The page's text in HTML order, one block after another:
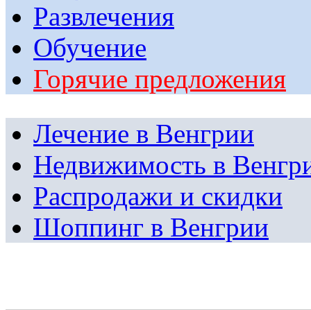
Развлечения
Обучение
Горячие предложения
Лечение в Венгрии
Недвижимость в
Распродажи и скидки
Шоппинг в Венгрии